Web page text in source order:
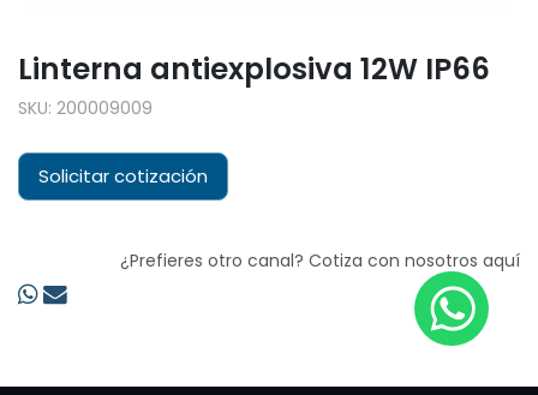
Linterna antiexplosiva 12W IP66
SKU: 200009009
Solicitar cotización
¿Prefieres otro canal? Cotiza con nosotros aquí